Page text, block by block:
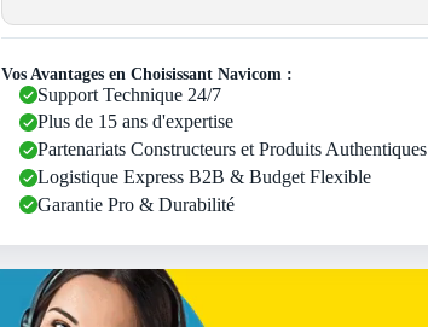
Vos Avantages en Choisissant Navicom :
Support Technique 24/7
Plus de 15 ans d'expertise
Partenariats Constructeurs et Produits Authentiques
Logistique Express B2B & Budget Flexible
Garantie Pro & Durabilité